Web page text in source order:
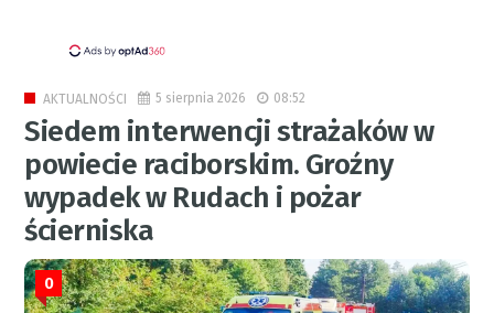
AKTUALNOŚCI 5 sierpnia 2026 08:52
Siedem interwencji strażaków w
powiecie raciborskim. Groźny
wypadek w Rudach i pożar
ścierniska
0